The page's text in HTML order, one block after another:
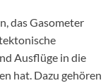
das Gasometer
Ausflüge in die
hat. Dazu gehören